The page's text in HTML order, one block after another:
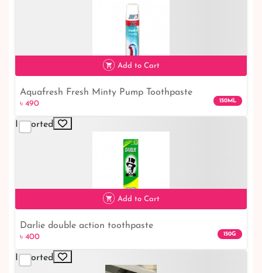
৳ 490
Add to Cart
Aquafresh Fresh Minty Pump Toothpaste
৳ 490 150ML
Imported
৳ 400
Add to Cart
Darlie double action toothpaste
৳ 400 150G
Imported